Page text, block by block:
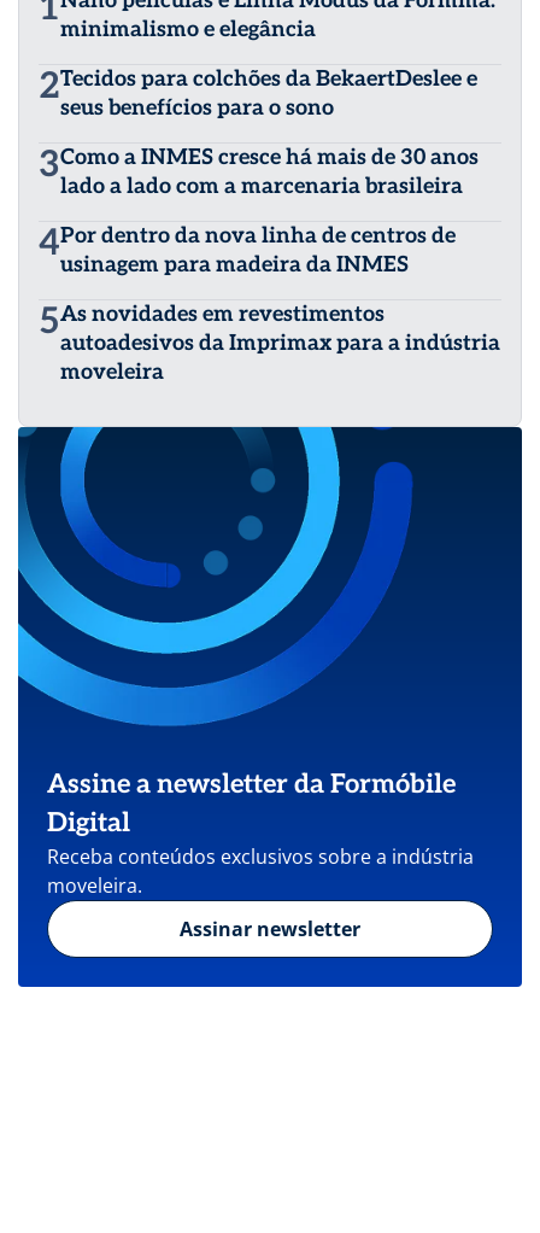
minimalismo e elegância
2Tecidos para colchões da BekaertDeslee e
seus benefícios para o sono
3Como a INMES cresce há mais de 30 anos
lado a lado com a marcenaria brasileira
4Por dentro da nova linha de centros de
usinagem para madeira da INMES
5As novidades em revestimentos
autoadesivos da Imprimax para a indústria
moveleira
Assine a newsletter da Formóbile
Digital
Receba conteúdos exclusivos sobre a indústria
moveleira.
Assinar newsletter